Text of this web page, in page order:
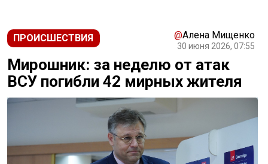
ПРОИСШЕСТВИЯ @Алена Мищенко
30 июня 2026, 07:55
Мирошник: за неделю от атак
ВСУ погибли 42 мирных жителя